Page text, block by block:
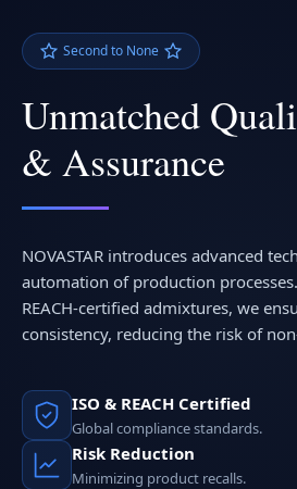
Second to None
Unmatched
& Assurance
NOVASTAR introduces advanced
automation of production
REACH-certified admixtures, we
consistency, reducing the risk of
ISO & REACH Certified
Global compliance standards.
Risk Reduction
Minimizing product recalls.